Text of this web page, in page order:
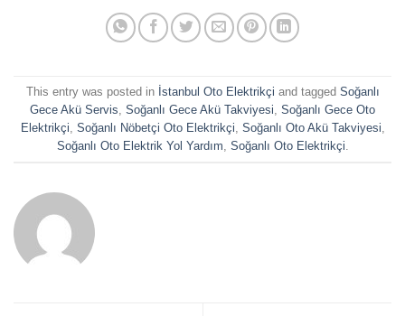
This entry was posted in İstanbul Oto Elektrikçi and tagged Soğanlı
Gece Akü Servis Soğanlı Gece Akü Takviyesi Soğanlı Gece Oto
Elektrikçi Soğanlı Nöbetçi Oto Elektrikçi Soğanlı Oto Akü Takviyesi
Soğanlı Oto Elektrik Yol Yardım Soğanlı Oto Elektrikçi